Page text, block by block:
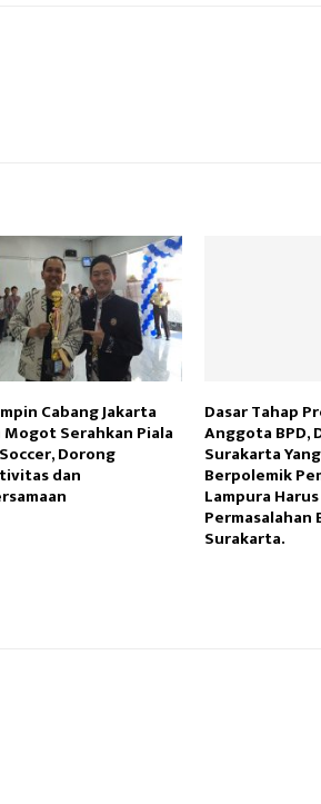
Cabang Jakarta
Mogot Serahkan Piala
Dorong
dan
Dasar Tahap
Anggota BPD,
Surakarta
Berpolemik
Lampura
Permasalahan
Surakarta.